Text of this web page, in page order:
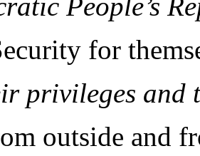
People’s
for
privileges and
outside and